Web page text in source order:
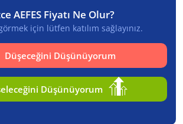
AEFES Fiyatı Ne Olur?
için lütfen katılım sağlayınız.
Düşeceğini Düşünüyorum
Düşünüyorum